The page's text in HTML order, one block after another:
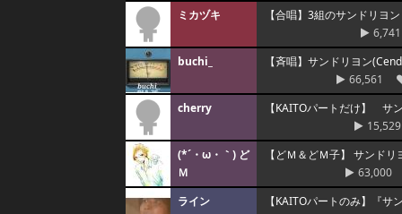
ミカヅキ
【合唱】3組のサンドリヨン
6,741
buchi_
【斉唱】サンドリヨン
66,561
cherry
【KAITOパートだけ】
15,529
(*´・ω・｀) ど
Ｍ
【どＭ＆どＭ子】 サンド
63,000
ライン
【KAITOパートのみ】『